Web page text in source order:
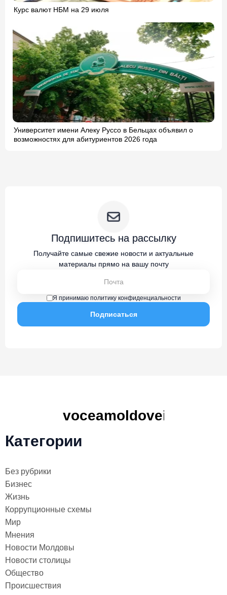
Курс валют НБМ на 29 июля
Университет имени Алеку Руссо в Бельцах объявил о
возможностях для абитуриентов 2026 года
Подпишитесь на рассылку
Получайте самые свежие новости и актуальные
материалы прямо на вашу почту
Я принимаю политику конфиденциальности
Категории
Без рубрики
Бизнес
Жизнь
Коррупционные схемы
Мир
Мнения
Новости Молдовы
Новости столицы
Общество
Происшествия